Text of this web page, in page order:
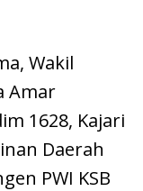
Wakil
Amar
1628, Kajari
Daerah
PWI KSB